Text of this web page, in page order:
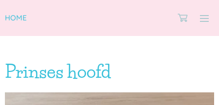
HOME
Prinses hoofd